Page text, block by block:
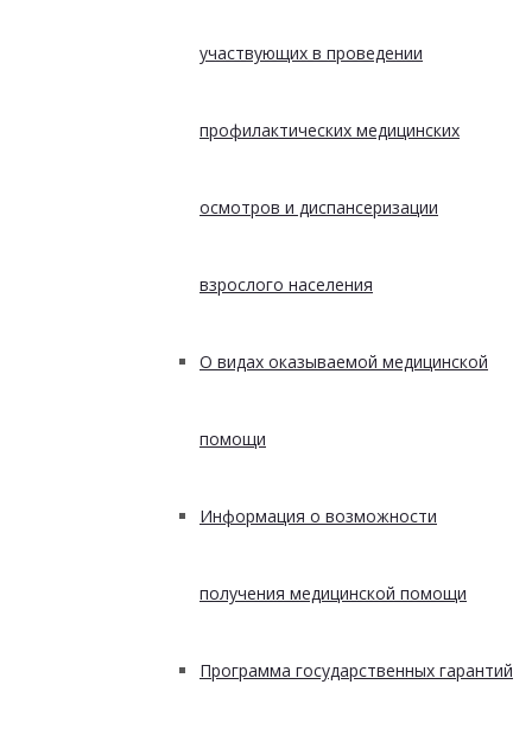
участвующих в проведении
профилактических медицинских
осмотров и диспансеризации
взрослого населения
О видах оказываемой медицинской
помощи
Информация о возможности
получения медицинской помощи
Программа государственных гарантий